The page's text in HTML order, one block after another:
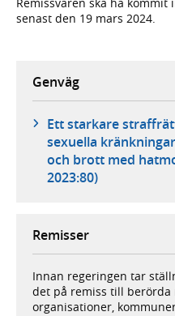
senast den 19 mars 2024.
Genväg
Ett starkare
sexuella
och brott med
2023:80)
Remisser
Innan regeringen tar
det på remiss till berörda
organisationer,